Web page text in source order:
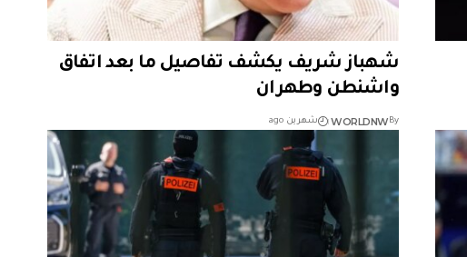
شهباز شريف يكشف تفاصيل ما بعد اتفاق
واشنطن وطهران
By
WORLDNW شهرين ago